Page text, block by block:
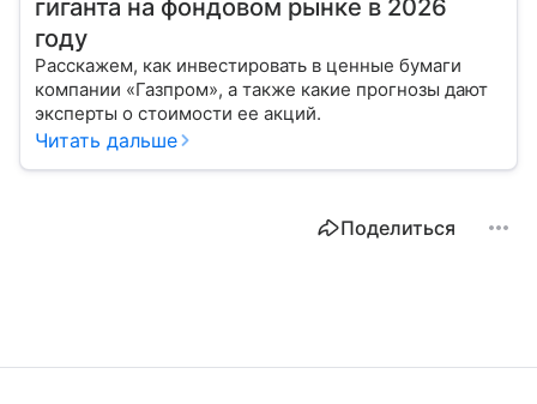
гиганта на фондовом рынке в 2026
году
Расскажем, как инвестировать в ценные бумаги
компании «Газпром», а также какие прогнозы дают
эксперты о стоимости ее акций.
Читать дальше
Поделиться